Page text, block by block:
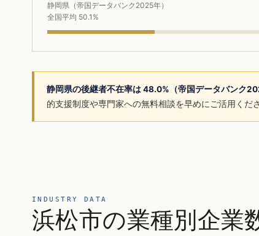
静岡県（帝国データバンク2025年）
全国平均 50.1%
静岡県の後継者不在率は 48.0%（帝国データバンク
的支援制度や専門家への無料相談を早めにご活用くださ
INDUSTRY DATA
浜松市の業種別企業